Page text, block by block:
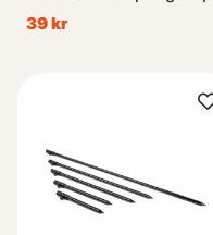
39 kr